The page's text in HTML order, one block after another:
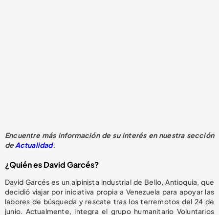
Encuentre más información de su interés en nuestra sección
deActualidad.
¿Quién es David Garcés?
David Garcés es un alpinista industrial de Bello, Antioquia, que
decidió viajar por iniciativa propia a Venezuela para apoyar las
labores de búsqueda y rescate tras los terremotos del 24 de
junio. Actualmente, integra el grupo humanitario Voluntarios